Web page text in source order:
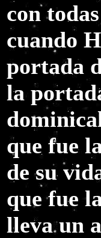
con
cuando
portada
la
que fue
de su
que fue
lleva un